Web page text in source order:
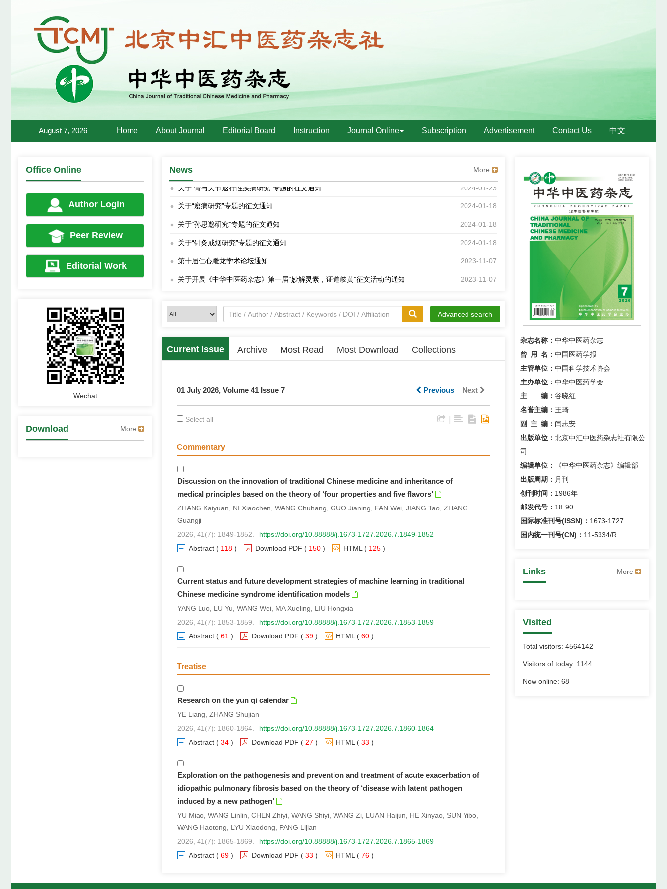
August 7, 2026 Home About Journal Editorial Board Instruction Journal Online Subscription Advertisement Contact Us 中文
Office Online
Author Login
Peer Review
Editorial Work
Wechat
Download More
News More
关于我单位电话移机期间联络方式的公告
公告 2025-11-13
第十六届全国中医药博士生学术论坛征文活动结果公布
第十六届全国中医药博士生学术论坛征文活动通知
关于制作全国中医药博士生学术论坛15周年活动书籍（纪念册）的通知 2024-03-13
关于“骨与关节退行性疾病研究”专题的征文通知 2024-01-23
关于“瘿病研究”专题的征文通知
关于“孙思邈研究”专题的征文通知
关于“针灸戒烟研究”专题的征文通知
第十届仁心雕龙学术论坛通知
关于开展《中华中医药杂志》第一届“妙解灵素，证道岐黄”征文活动的通知
卓越行动：关于申报第二批《中华中医药杂志》专题组稿项目的通知 2023-11-07
第四期求真讲坛暨《中华中医药杂志》青年编委会第一次会议通知
2023-02-24
第十一届仁心雕龙学术论坛征文通知 2026-04-30
第十六届全国中医药博士生学术论坛征文活动结果公布 2025-03-28
第十六届全国中医药博士生学术论坛征文活动通知
关于制作全国中医药博士生学术论坛15周年活动书籍（纪念册）的通知
关于“外丹研究”专题的征文通知
关于“四诊人工智能研究”专题的征文通知
关于“骨与关节退行性疾病研究”专题的征文通知
关于“瘿病研究”专题的征文通知
关于“针灸戒烟研究”专题的征文通知
第十届仁心雕龙学术论坛通知
关于开展《中华中医药杂志》第一届“妙解灵素，证道岐黄”征文活动的通知
“岐黄杯”第十五届全国中医药博士生学术论坛征文活动
第四期求真讲坛暨《中华中医药杂志》青年编委会第一次会议通知
第十四届全国中医药博士生学术论坛暨岐黄杯第十四届全国中医药博士生论文大赛颁奖会议通知
Advanced search
Current Issue Archive Most Read Most Download Collections
01 July 2026, Volume 41 Issue 7 Previous Next
Select all
Commentary
Discussion on the innovation of traditional Chinese medicine and inheritance of
medical principles based on the theory of ‘four properties and five flavors’
ZHANG Kaiyuan, NI Xiaochen, WANG Chuhang, GUO Jianing, FAN Wei, JIANG Tao, ZHANG
Guangji
2026, 41(7): 1849-1852.
https://doi.org/10.88888/j.1673-1727.2026.7.1849-1852
Abstract ( 118 ) Download PDF ( 150 ) HTML ( 125 )
Current status and future development strategies of machine learning in traditional
Chinese medicine syndrome identification models
YANG Luo, LU Yu, WANG Wei, MA Xueling, LIU Hongxia
2026, 41(7): 1853-1859.
https://doi.org/10.88888/j.1673-1727.2026.7.1853-1859
Abstract ( 61 ) Download PDF ( 39 ) HTML ( 60 )
Treatise
Research on the yun qi calendar
YE Liang, ZHANG Shujian
2026, 41(7): 1860-1864.
https://doi.org/10.88888/j.1673-1727.2026.7.1860-1864
Abstract ( 34 ) Download PDF ( 27 ) HTML ( 33 )
Exploration on the pathogenesis and prevention and treatment of acute exacerbation of
idiopathic pulmonary fibrosis based on the theory of ‘disease with latent pathogen
induced by a new pathogen’
YU Miao, WANG Linlin, CHEN Zhiyi, WANG Shiyi, WANG Zi, LUAN Haijun, HE Xinyao, SUN Yibo,
WANG Haotong, LYU Xiaodong, PANG Lijian
2026, 41(7): 1865-1869.
https://doi.org/10.88888/j.1673-1727.2026.7.1865-1869
Abstract ( 69 ) Download PDF ( 33 ) HTML ( 76 )
杂志名称： 中华中医药杂志
曾用名： 中国医药学报
主管单位： 中国科学技术协会
主办单位： 中华中医药学会
主 编： 谷晓红
名誉主编： 王琦
副主编： 闫志安
出版单位： 北京中汇中医药杂志社有限公
司
编辑单位：
《中华中医药杂志》编辑部
出版周期： 月刊
创刊时间： 1986年
邮发代号： 18-90
国际标准刊号(ISSN)： 1673-1727
国内统一刊号(CN)： 11-5334/R
Links More
Visited
Total visitors: 4564142
Visitors of today: 1144
Now online: 68